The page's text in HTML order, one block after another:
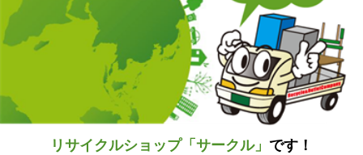
リサイクルショップ「サークル」 です！